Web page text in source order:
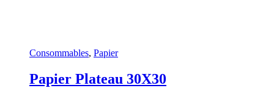
Consommables, Papier
Papier Plateau 30X30